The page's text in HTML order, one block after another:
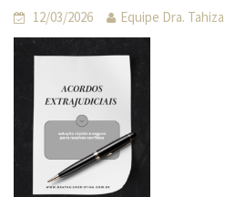
12/03/2026 Equipe Dra.